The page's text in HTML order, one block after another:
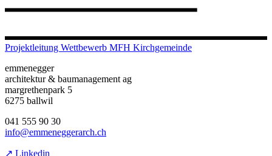
Projektleitung Wettbewerb MFH Kirchgemeinde
emmenegger
architektur & baumanagement ag
margrethenpark 5
6275 ballwil
041 555 90 30
info@emmeneggerarch.ch
↗ Linkedin